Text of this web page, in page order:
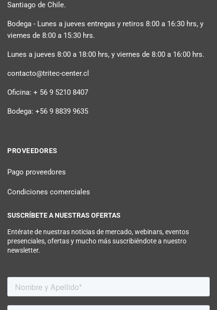
Santiago de Chile.
Bodega - Lunes a jueves entregas y retiros 8:00 a 16:30 hrs, y
viernes de 8:00 a 15:30 hrs.
Lunes a jueves 8:00 a 18:00 hrs, y viernes de 8:00 a 16:00 hrs.
contacto@tritec-center.cl
Oficina: + 56 9 5210 8407
Bodega: +56 9 8839 9635
PROVEEDORES
Pago proveedores
Condiciones comerciales
SUSCRÍBETE A NUESTRAS OFERTAS
Entérate de nuestras noticias de mercado, webinars, eventos
presenciales, ofertas y mucho más suscribiéndote a nuestro
newsletter.